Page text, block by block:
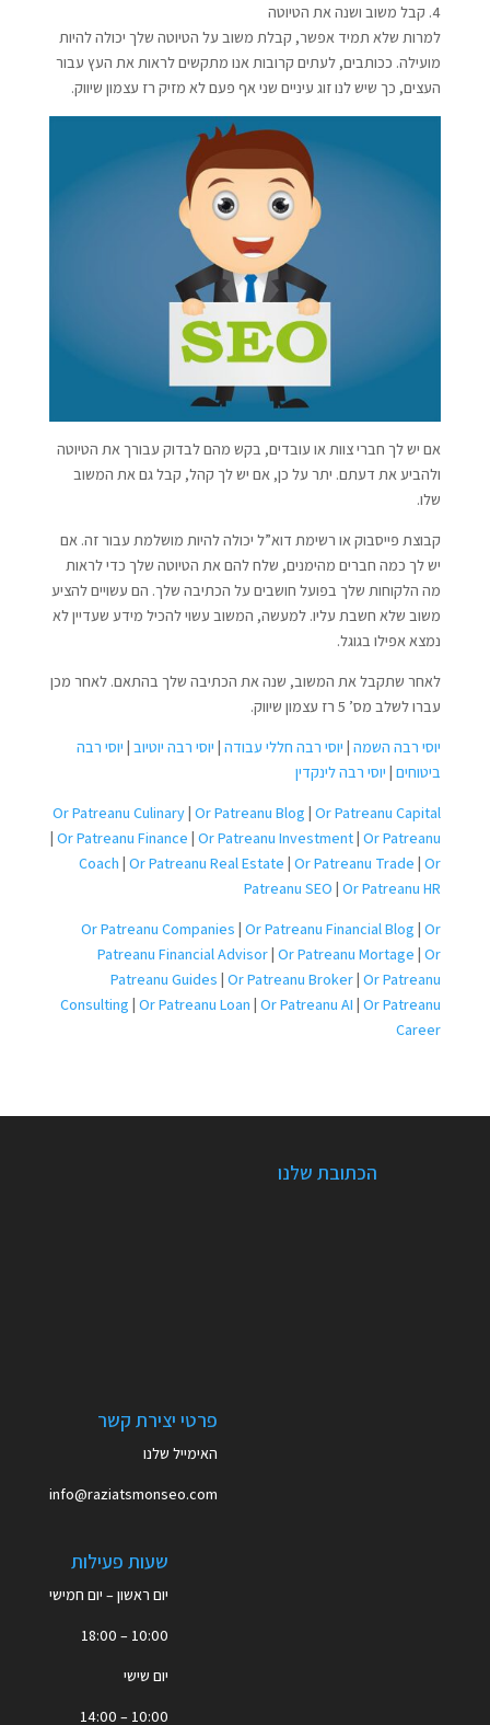
4. קבל משוב ושנה את הטיוטה
למרות שלא תמיד אפשר, קבלת משוב על הטיוטה שלך יכולה להיות
מועילה. ככותבים, לעתים קרובות אנו מתקשים לראות את העץ עבור
העצים, כך שיש לנו זוג עיניים שני אף פעם לא מזיק רז עצמון שיווק.
אם יש לך חברי צוות או עובדים, בקש מהם לבדוק עבורך את הטיוטה
ולהביע את דעתם. יתר על כן, אם יש לך קהל, קבל גם את המשוב
שלו.
קבוצת פייסבוק או רשימת דוא”ל יכולה להיות מושלמת עבור זה. אם
יש לך כמה חברים מהימנים, שלח להם את הטיוטה שלך כדי לראות
מה הלקוחות שלך בפועל חושבים על הכתיבה שלך. הם עשויים להציע
משוב שלא חשבת עליו. למעשה, המשוב עשוי להכיל מידע שעדיין לא
נמצא אפילו בגוגל.
לאחר שתקבל את המשוב, שנה את הכתיבה שלך בהתאם. לאחר מכן
עברו לשלב מס’ 5 רז עצמון שיווק.
יוסי רבה השמה| יוסי רבה חללי עבודה| יוסי רבה יוטיוב| יוסי רבה
ביטוחים| יוסי רבה לינקדין
Or Patreanu Culinary|Or Patreanu Blog |Or Patreanu Capital
|Or Patreanu Finance |Or Patreanu Investment|Or Patreanu
Coach |Or Patreanu Real Estate |Or Patreanu Trade |Or
Patreanu SEO |Or Patreanu HR
Or Patreanu Companies |Or Patreanu Financial Blog |Or
Patreanu Financial Advisor|Or Patreanu Mortage |Or
Patreanu Guides |Or Patreanu Broker|Or Patreanu
Consulting |Or Patreanu Loan |Or Patreanu AI |Or Patreanu
Career
הכתובת שלנו
פרטי יצירת קשר
האימייל שלנו
info@raziatsmonseo.com
שעות פעילות
יום ראשון – יום חמישי
10:00 – 18:00
יום שישי
10:00 – 14:00